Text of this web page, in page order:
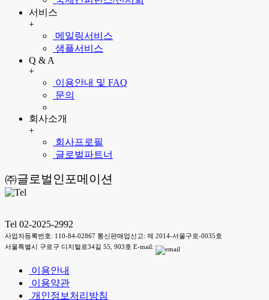
서비스
+
메일링서비스
샘플서비스
Q & A
+
이용안내 및 FAQ
문의
회사소개
+
회사프로필
글로벌파트너
㈜글로벌인포메이션
Tel 02-2025-2992
사업자등록번호: 110-84-02867 통신판매업신고: 제 2014-서울구로-0035호
서울특별시 구로구 디지털로34길 55, 903호 E-mail:
이용안내
이용약관
개인정보처리방침